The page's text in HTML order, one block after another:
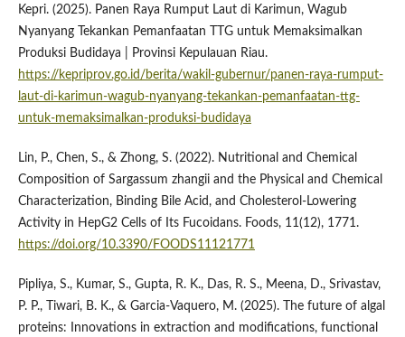
Kepri. (2025). Panen Raya Rumput Laut di Karimun, Wagub
Nyanyang Tekankan Pemanfaatan TTG untuk Memaksimalkan
Produksi Budidaya | Provinsi Kepulauan Riau.
https://kepriprov.go.id/berita/wakil-gubernur/panen-raya-rumput-
laut-di-karimun-wagub-nyanyang-tekankan-pemanfaatan-ttg-
untuk-memaksimalkan-produksi-budidaya
Lin, P., Chen, S., & Zhong, S. (2022). Nutritional and Chemical
Composition of Sargassum zhangii and the Physical and Chemical
Characterization, Binding Bile Acid, and Cholesterol-Lowering
Activity in HepG2 Cells of Its Fucoidans. Foods, 11(12), 1771.
https://doi.org/10.3390/FOODS11121771
Pipliya, S., Kumar, S., Gupta, R. K., Das, R. S., Meena, D., Srivastav,
P. P., Tiwari, B. K., & Garcia-Vaquero, M. (2025). The future of algal
proteins: Innovations in extraction and modifications, functional